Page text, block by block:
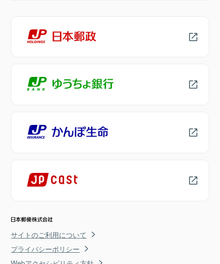
サイトのご利用について
プライバシーポリシー